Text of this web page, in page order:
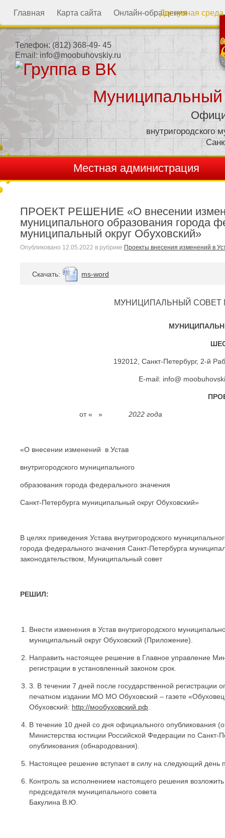
Главная Карта сайта Онлайн-обращения
Телефон:(812) 368-49- 45
Email: info@moobuhovskiy.ru
внутригородского
Местная администрация
ПРОЕКТ РЕШЕНИЕ «О внесении
муниципального образования города
муниципальный округ Обуховский»
Опубликовано 12.05.2022 в рубрике Проекты внесения изменений в
Cкачать: ms-word
МУНИЦИПАЛЬНЫЙ СОВЕТ
192012, Санкт-Петербург, 2-й
E-mail: info@
от « » 2022 года
«О внесении изменений в Устав
внутригородского муниципального
образования города федерального значения
Санкт-Петербурга муниципальный округ Обуховский»
В целях приведения Устава внутригородского
города федерального значения Санкт-Петербурга
законодательством, Муниципальный совет
РЕШИЛ:
Внести изменения в Устав внутригородского
муниципальный округ Обуховский (Приложение).
Направить настоящее решение в Главное управление
регистрации в установленный законом срок.
3
В течении 7 дней после государственной
печатном издании МО МО Обуховский – газете
Обуховский: http://мообуховский.рф
В течение 10 дней со дня официального опубликования
Министерства юстиции Российской Федерации по Санкт-
опубликования (обнародования).
Настоящее решение вступает в силу на следующий день
Контроль за исполнением настоящего решения
председателя муниципального совета
Бакулина В.Ю.
Доступная среда